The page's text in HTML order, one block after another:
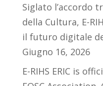
Siglato l’accordo
della Cultura, E-
il futuro digitale
Giugno 16, 2026
E-RIHS ERIC is